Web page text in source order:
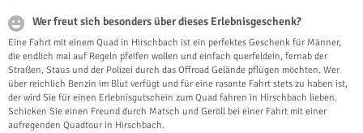
Wer freut sich besonders über dieses Erlebnisgeschenk?
Eine Fahrt mit einem Quad in Hirschbach ist ein perfektes Geschenk für Männer,
die endlich mal auf Regeln pfeifen wollen und einfach querfeldein, fernab der
Straßen, Staus und der Polizei durch das Offroad Gelände pflügen möchten. Wer
über reichlich Benzin im Blut verfügt und für eine rasante Fahrt stets zu haben ist,
der wird Sie für einen Erlebnisgutschein zum Quad fahren in Hirschbach lieben.
Schicken Sie einen Freund durch Matsch und Geröll bei einer Fahrt mit einer
aufregenden Quadtour in Hirschbach.